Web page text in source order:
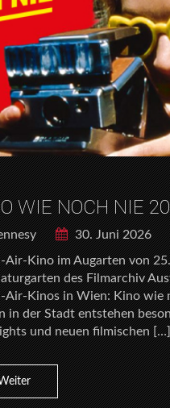
WIE NOCH NIE
30. Juni 2026
Air-Kino im Augarten von
des Filmarchiv
Air-Kinos in Wien: Kino wie
in der Stadt entstehen
und neuen filmischen